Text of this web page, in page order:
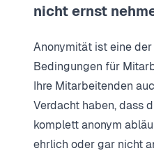
nicht ernst
Anonymität ist eine
Bedingungen für
Ihre Mitarbeitenden
Verdacht haben, dass
komplett anonym
ehrlich oder gar nicht